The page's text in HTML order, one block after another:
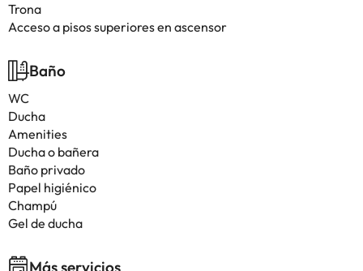
Trona
Acceso a pisos superiores en ascensor
Baño
WC
Ducha
Amenities
Ducha o bañera
Baño privado
Papel higiénico
Champú
Gel de ducha
Más servicios